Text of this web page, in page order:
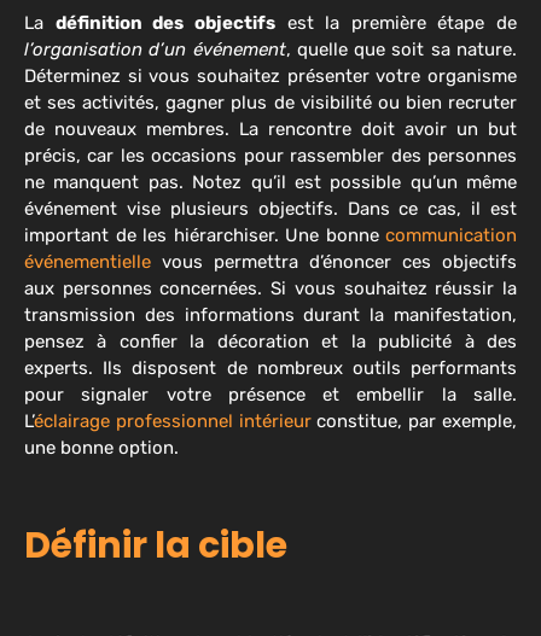
La définition des objectifsest la première étape de
l’organisation d’un événement, quelle que soit sa nature.
Déterminez si vous souhaitez présenter votre organisme
et ses activités, gagner plus de visibilité ou bien recruter
de nouveaux membres. La rencontre doit avoir un but
précis, car les occasions pour rassembler des personnes
ne manquent pas. Notez qu’il est possible qu’un même
événement vise plusieurs objectifs. Dans ce cas, il est
important de les hiérarchiser. Une bonne communication
événementielle vous permettra d’énoncer ces objectifs
aux personnes concernées. Si vous souhaitez réussir la
transmission des informations durant la manifestation,
pensez à confier la décoration et la publicité à des
experts. Ils disposent de nombreux outils performants
pour signaler votre présence et embellir la salle.
L’éclairage professionnel intérieurconstitue, par exemple,
une bonne option.
Définir la cible